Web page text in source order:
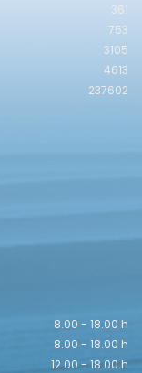
361
753
3105
4613
237602
8.00 - 18.00 h
8.00 - 18.00 h
12.00 - 18.00 h